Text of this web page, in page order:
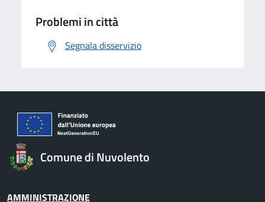
Problemi in città
Segnala disservizio
Comune di Nuvolento
AMMINISTRAZIONE